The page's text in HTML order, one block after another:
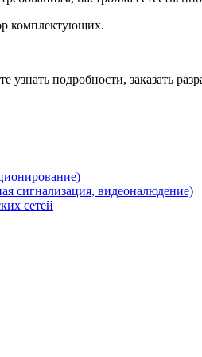
комплектующих.
подробности, заказать
сигнализация, видеоналюдение)
сетей